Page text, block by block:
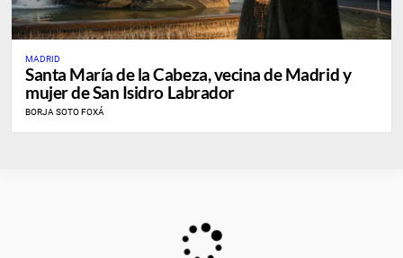
MADRID
Santa María de la Cabeza, vecina de Madrid y
mujer de San Isidro Labrador
BORJA SOTO FOXÁ